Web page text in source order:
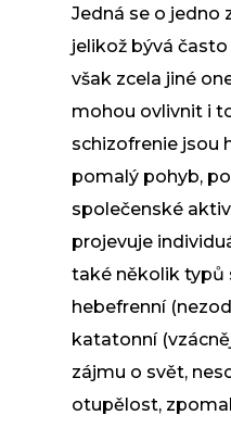
Jedná se o jedno
jelikož bývá
však zcela jiné
mohou ovlivnit i
schizofrenie jsou
pomalý pohyb,
společenské
projevuje
také několik typů
hebefrenní
katatonní
zájmu o svět,
otupělost,